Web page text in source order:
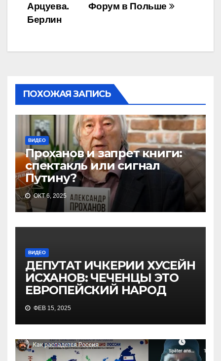
Форум в Польше
Арцуева.
Берлин
ПОХОЖАЯ ЗАПИСЬ
ВИДЕО
Проханов и запрет книги:
спектакль или сигнал
Путину?
ОКТ 6, 2025
ВИДЕО
ДЕПУТАТ ИЧКЕРИИ ХУСЕЙН
ИСХАНОВ: ЧЕЧЕНЦЫ ЭТО
ЕВРОПЕЙСКИЙ НАРОД
ФЕВ 15, 2025